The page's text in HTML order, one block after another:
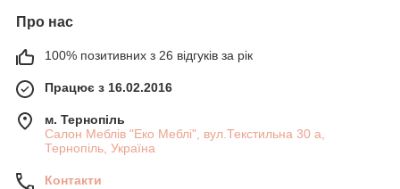
Про нас
100% позитивних з 26 відгуків за рік
Працює з 16.02.2016
м. Тернопіль
Салон Меблів "Еко Меблі", вул.Текстильна 30 а,
Тернопіль, Україна
Контакти